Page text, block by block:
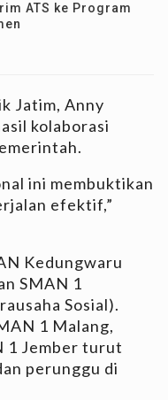
ATS ke Program
Jatim, Anny
kolaborasi
ini membuktikan
efektif,”
Kedungwaru
SMAN 1
Sosial).
1 Malang,
1 Jember turut
perunggu di